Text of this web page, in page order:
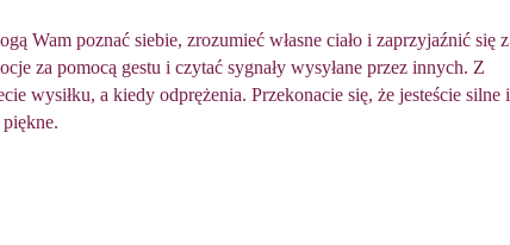
Wam poznać siebie, zrozumieć własne ciało i zaprzyjaźnić się z
za pomocą gestu i czytać sygnały wysyłane przez innych. Z
wysiłku, a kiedy odprężenia. Przekonacie się, że jesteście silne i
piękne.